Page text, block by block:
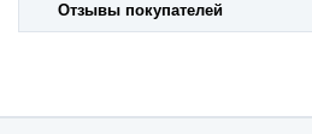
Отзывы покупателей